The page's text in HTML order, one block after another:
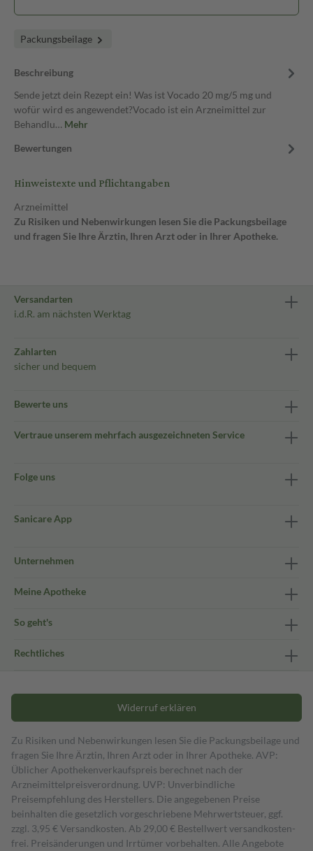
Packungsbeilage
Beschreibung
Sende jetzt dein Rezept ein! Was ist Vocado 20 mg/5 mg und
wofür wird es angewendet?Vocado ist ein Arzneimittel zur
Behandlu… Mehr
Bewertungen
Hinweistexte und Pflichtangaben
Arzneimittel
Zu Risiken und Nebenwirkungen lesen Sie die Packungsbeilage
und fragen Sie Ihre Ärztin, Ihren Arzt oder in Ihrer Apotheke.
Versandarten
i.d.R. am nächsten Werktag
Zahlarten
sicher und bequem
Bewerte uns
Vertraue unserem mehrfach ausgezeichneten Service
Folge uns
Sanicare App
Unternehmen
Meine Apotheke
So geht's
Rechtliches
Widerruf erklären
Zu Risiken und Nebenwirkungen lesen Sie die Packungsbeilage und
fragen Sie Ihre Ärztin, Ihren Arzt oder in Ihrer Apotheke. AVP:
Üblicher Apothekenverkaufspreis berechnet nach der
Arzneimittelpreisverordnung. UVP: Unverbindliche
Preisempfehlung des Herstellers. Die angegebenen Preise
beinhalten die gesetzlich vorgeschriebene Mehrwertsteuer, ggf.
zzgl. 3,95 € Versandkosten. Ab 29,00 € Bestell­wert versand­kosten­
frei. Preisänderungen und Irrtümer vorbehalten. Alle Angebote